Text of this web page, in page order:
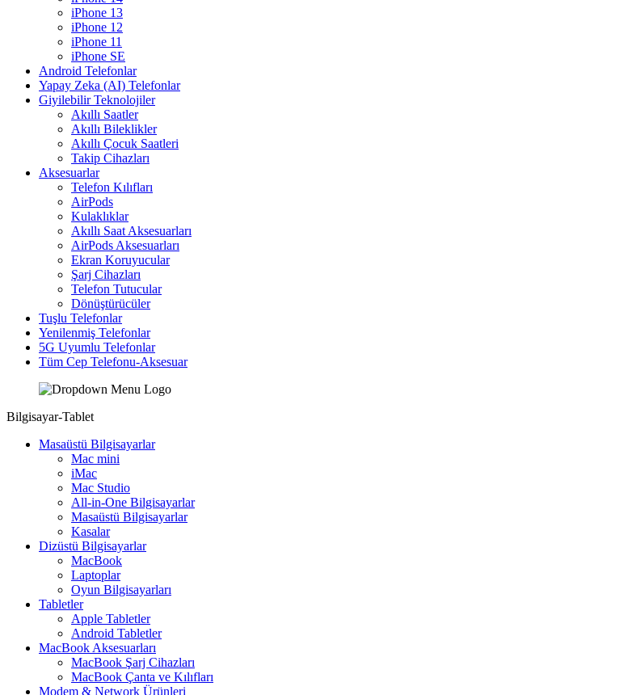
iPhone 13
iPhone 12
iPhone 11
iPhone SE
Android Telefonlar
Yapay Zeka (AI) Telefonlar
Giyilebilir Teknolojiler
Akıllı Saatler
Akıllı Bileklikler
Akıllı Çocuk Saatleri
Takip Cihazları
Aksesuarlar
Telefon Kılıfları
AirPods
Kulaklıklar
Akıllı Saat Aksesuarları
AirPods Aksesuarları
Ekran Koruyucular
Şarj Cihazları
Telefon Tutucular
Dönüştürücüler
Tuşlu Telefonlar
Yenilenmiş Telefonlar
5G Uyumlu Telefonlar
Tüm Cep Telefonu-Aksesuar
Bilgisayar-Tablet
Masaüstü Bilgisayarlar
Mac mini
iMac
Mac Studio
All-in-One Bilgisayarlar
Masaüstü Bilgisayarlar
Kasalar
Dizüstü Bilgisayarlar
MacBook
Laptoplar
Oyun Bilgisayarları
Tabletler
Apple Tabletler
Android Tabletler
MacBook Aksesuarları
MacBook Şarj Cihazları
MacBook Çanta ve Kılıfları
Modem & Network Ürünleri